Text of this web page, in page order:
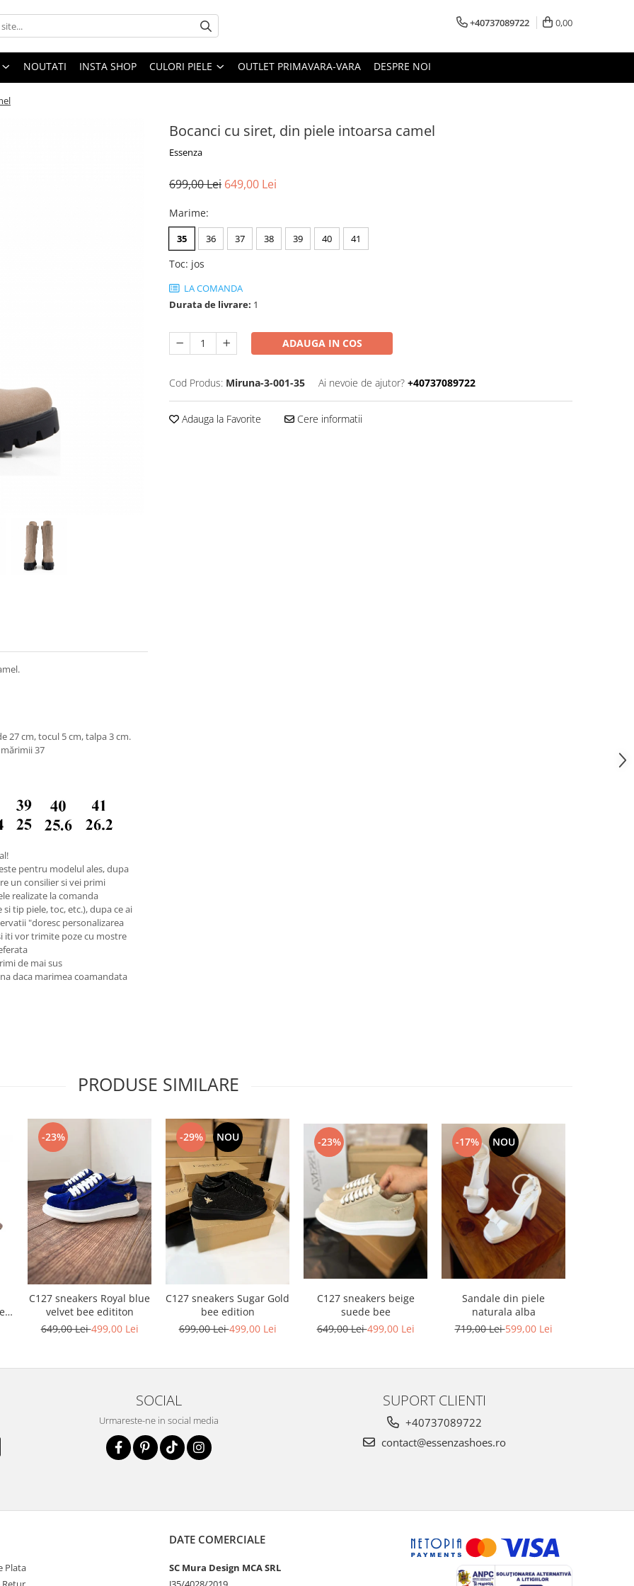
+40737089722 0,00
NOUTATI INSTA SHOP CULORI PIELE OUTLET PRIMAVARA-VARA DESPRE NOI
Bocanci cu siret, din piele intoarsa camel
Essenza
699,00 Lei 649,00 Lei
Marime:
35 36 37 38 39 40 41
Toc: jos
LA COMANDA
Durata de livrare: 1
ADAUGA IN COS
Cod Produs: Miruna-3-001-35 Ai nevoie de ajutor? +40737089722
Adauga la Favorite Cere informatii
27 cm, tocul 5 cm, talpa 3 cm.
37
pentru modelul ales, dupa
un consilier si vei primi
realizate la comanda
tip piele, toc, etc.), dupa ce ai
"doresc personalizarea
iti vor trimite poze cu mostre
de mai sus
daca marimea coamandata
PRODUSE SIMILARE
-23%
C127 sneakers Royal blue
velvet bee edititon
649,00 Lei499,00 Lei
-29% NOU
C127 sneakers Sugar Gold
bee edition
699,00 Lei499,00 Lei
-23%
C127 sneakers beige
suede bee
649,00 Lei499,00 Lei
-17% NOU
Sandale din piele
naturala alba
719,00 Lei599,00 Lei
SOCIAL
Urmareste-ne in social media
SUPORT CLIENTI
+40737089722
contact@essenzashoes.ro
Plata
DATE COMERCIALE
SC Mura Design MCA SRL